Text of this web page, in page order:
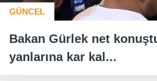
GÜNCEL
Bakan Gürlek net
yanlarına kar kal...